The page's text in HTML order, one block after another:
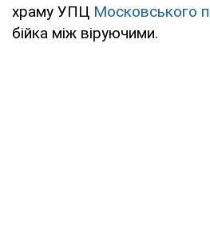
храму УПЦ Московського
бійка між віруючими.